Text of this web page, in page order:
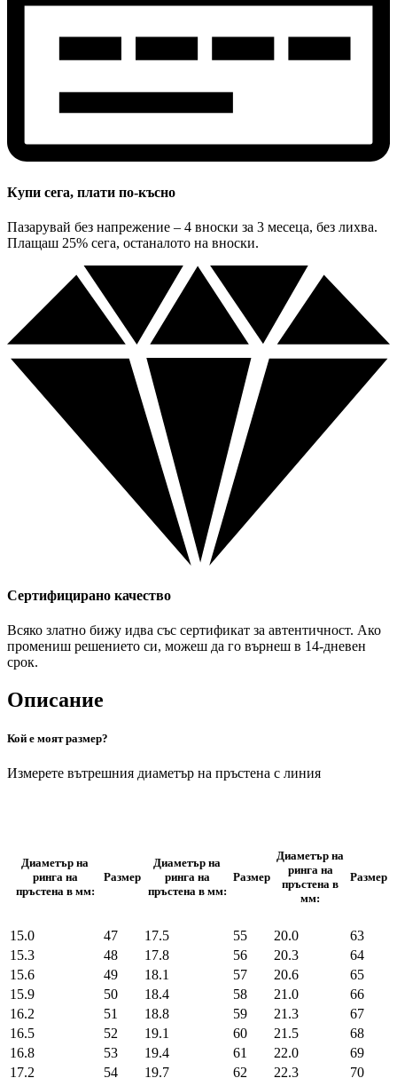
Купи сега, плати по-късно
Пазарувай без напрежение – 4 вноски за 3 месеца, без лихва.
Плащаш 25% сега, останалото на вноски.
Сертифицирано качество
Всяко златно бижу идва със сертификат за автентичност. Ако
промениш решението си, можеш да го върнеш в 14-дневен
срок.
Описание
Кой е моят размер?
Измерете вътрешния диаметър на пръстена с линия
Диаметър на
ринга на
пръстена в мм:
Размер
Диаметър на
ринга на
пръстена в мм:
Размер
Диаметър на
ринга на
пръстена в
мм:
Размер
15.0 47 17.5 55 20.0
63
15.3
48 17.8 56 20.3
64
15.6
49 18.1 57 20.6
65
15.9
50 18.4 58 21.0
66
16.2
51 18.8 59 21.3
67
16.5
52 19.1 60 21.5
68
16.8
53 19.4 61 22.0
69
17.2
54 19.7 62 22.3 70